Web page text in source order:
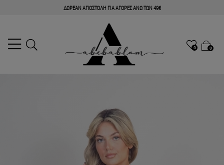
ΔΩΡΕΑΝ ΑΠΟΣΤΟΛΗ ΓΙΑ ΑΓΟΡΕΣ ΑΝΩ ΤΩΝ 49€
0 0